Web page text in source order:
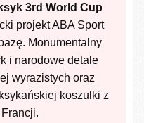
3rd World Cup
projekt ABA Sport
Monumentalny
i narodowe detale
wyrazistych oraz
koszulki z